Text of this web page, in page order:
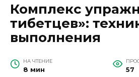
Комплекс
тибетцев»:
выполнения
НА ЧТЕНИЕ
8 мин 57